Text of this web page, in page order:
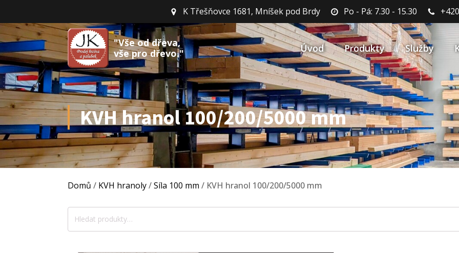
K Třešňovce 1681, Mníšek pod Brdy Po - Pá: 7.30 - 15.30
"Vše od dřeva,
vše pro dřevo."
Úvod Produkty Služby
KVH hranol 100/200/5000 mm
Domů / KVH hranoly/Síla 100 mm / KVH hranol 100/200/5000 mm
Hledat: